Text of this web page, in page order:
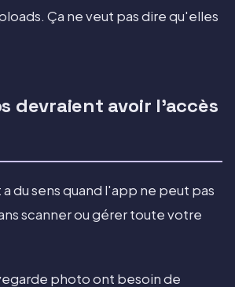
Ça ne veut pas dire qu'elles
devraient avoir l'accès
du sens quand l'app ne peut pas
scanner ou gérer toute votre
photo ont besoin de